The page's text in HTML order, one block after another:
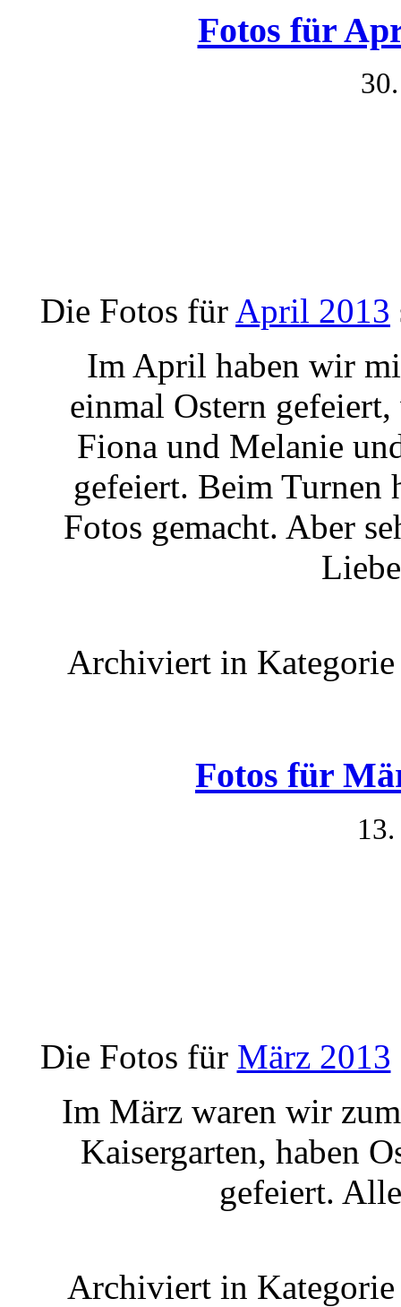
Fotos für
Die Fotos für April 2013
Im April haben wir
einmal Ostern
Fiona und Melanie
gefeiert. Beim Turnen
Fotos gemacht. Aber
Archiviert in Kategorie
Fotos für
Die Fotos für März 2013
Im März waren wir
Kaisergarten, haben
gefeiert.
Archiviert in Kategorie